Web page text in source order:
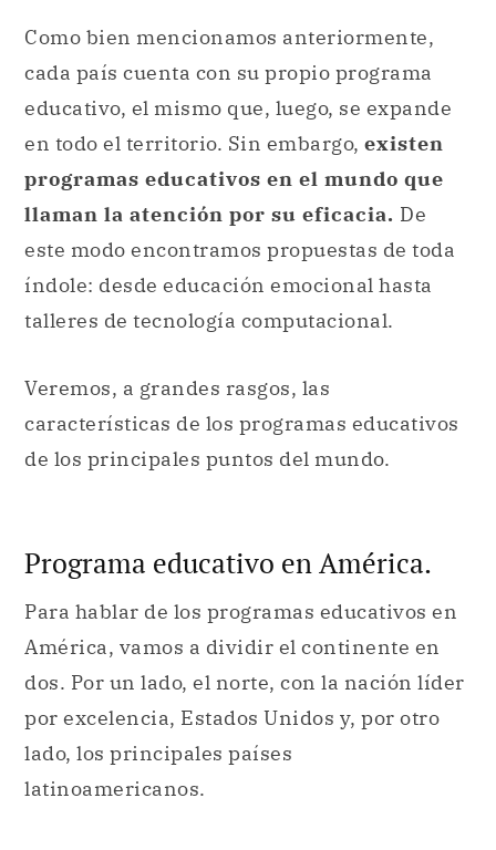
Como bien mencionamos anteriormente,
cada país cuenta con su propio programa
educativo, el mismo que, luego, se expande
en todo el territorio. Sin embargo, existen
programas educativos en el mundo que
llaman la atención por su eficacia. De
este modo encontramos propuestas de toda
índole: desde educación emocional hasta
talleres de tecnología computacional.
Veremos, a grandes rasgos, las
características de los programas educativos
de los principales puntos del mundo.
Programa educativo en América.
Para hablar de los programas educativos en
América, vamos a dividir el continente en
dos. Por un lado, el norte, con la nación líder
por excelencia, Estados Unidos y, por otro
lado, los principales países
latinoamericanos.